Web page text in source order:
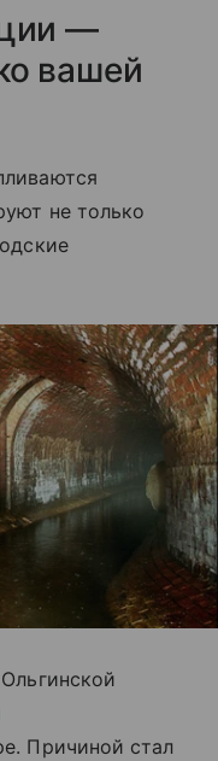
—
вашей
не только
Причиной стал